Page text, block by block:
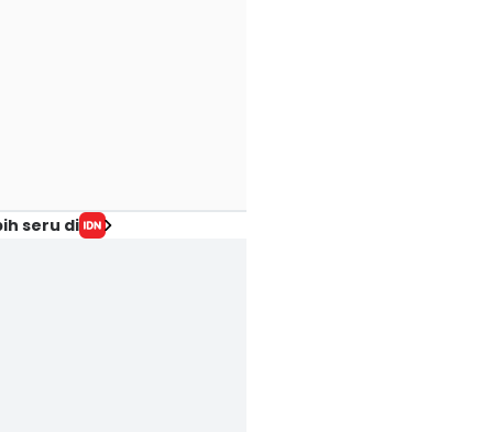
seru di